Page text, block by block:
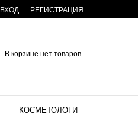
ВХОД РЕГИСТРАЦИЯ
В корзине нет товаров
КОСМЕТОЛОГИ